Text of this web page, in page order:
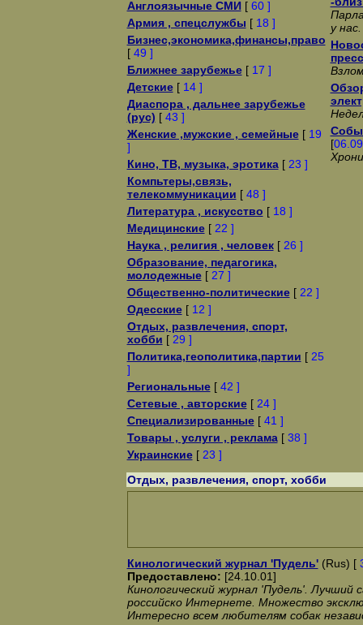
Англоязычные СМИ [ 60 ]
Армия , спецслужбы [ 18 ]
Бизнес,экономика,финансы,право
[ 49 ]
Ближнее зарубежье[ 17 ]
Детские[ 14 ]
Диаспора , дальнее зарубежье
(рус) [ 43 ]
Женские ,мужские , семейные[ 19
]
Кино, ТВ, музыка, эротика[ 23 ]
Компьтеры,связь,
телекоммуникации [ 48 ]
Литература , искусство [ 18 ]
Медицинские[ 22 ]
Наука , религия , человек[ 26 ]
Образование, педагогика,
молодежные[ 27 ]
Общественно-политические[ 22 ]
Одесские[ 12 ]
Отдых, развлечения, спорт,
хобби [ 29 ]
Политика,геополитика,партии [ 25
]
Региональные[ 42 ]
Сетевые , авторские[ 24 ]
Специализированные[ 41 ]
Товары , услуги , реклама[ 38 ]
Украинские[ 23 ]
у нас.
[
Отдых, развлечения, спорт, хобби
Кинологический журнал 'Пудель'(Rus) [
Предоставлено: [24.10.01]
Кинологический журнал 'Пудель'. Лучший
российско Интернете. Множество
Интересно всем любителям собак